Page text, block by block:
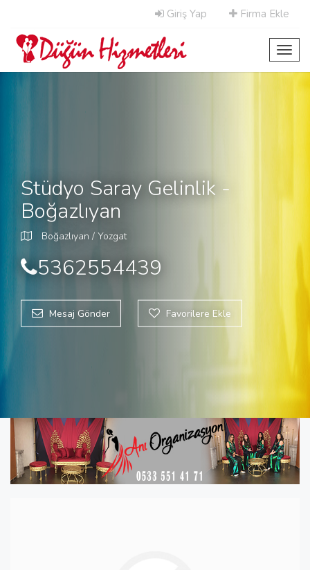
Giriş Yap Firma Ekle
Stüdyo Saray Gelinlik -
Boğazlıyan
Boğazlıyan / Yozgat
5362554439
Mesaj Gönder Favorilere Ekle